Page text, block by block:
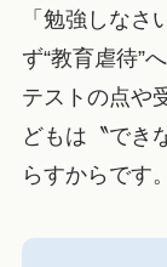
「勉強しな
ず“教育虐待”
テストの点や
どもは〝でき
らすからです。